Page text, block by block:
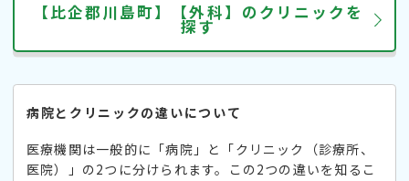
【比企郡川島町】【外科】のクリニックを
探す
病院とクリニックの違いについて
医療機関は一般的に「病院」と「クリニック（診療所、
医院）」の2つに分けられます。この2つの違いを知るこ